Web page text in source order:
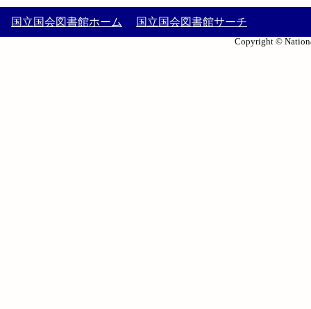
国立国会図書館ホーム 国立国会図書館サーチ
Copyright ©